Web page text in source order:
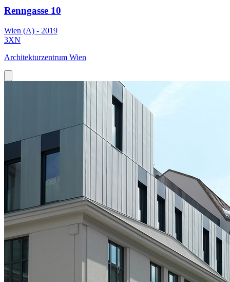
Renngasse 10
Wien (A) - 2019
3XN
Architekturzentrum Wien